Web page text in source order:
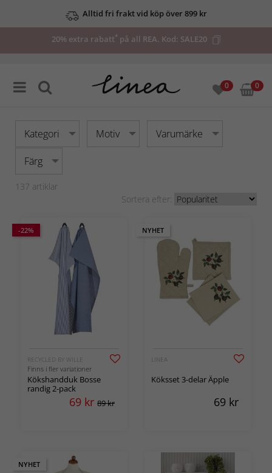
Upp till 50% på utvalda deals
20% extra rabatt*på all REA. Kod: SALE20
0 0
Kategori Motiv Varumärke
Färg
137 artiklar
Sortera efter:
-22%
RECYCLED BY WILLE
Finns i fler variationer
Kökshandduk Bosse
randig 2-pack
69 kr 89 kr
NYHET
LINEA
Köksset 3-delar Äpple
69 kr
NYHET